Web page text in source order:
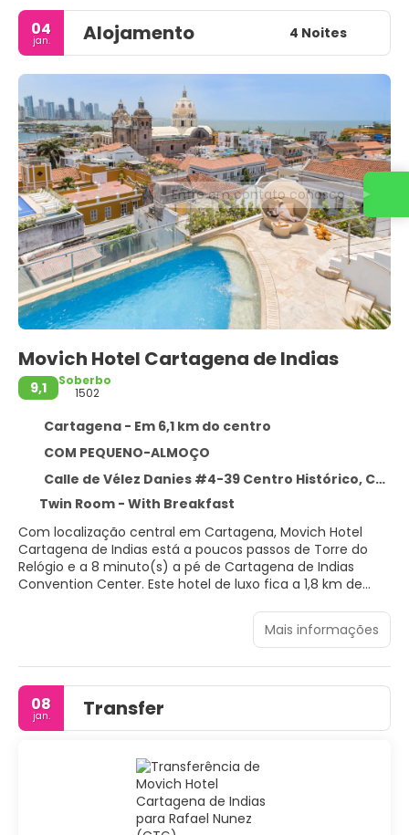
04
jan. Alojamento 4 Noites
Movich Hotel Cartagena de Indias
9,1
Soberbo
1502
Cartagena - Em 6,1 km do centro
COM PEQUENO-ALMOÇO
Calle de Vélez Danies #4-39 Centro Histórico, Cartagena 130001
Twin Room - With Breakfast
Com localização central em Cartagena, Movich Hotel
Cartagena de Indias está a poucos passos de Torre do
Relógio e a 8 minuto(s) a pé de Cartagena de Indias
Convention Center. Este hotel de luxo fica a 1,8 km de
Presenteie-se com uma visita ao spa, que oferece
massagens, tratamentos para o corpo e tratamentos
faciais. Você pode aproveitar as instalações recreativas,
como uma piscina externa, uma banheira de
hidromassagem e uma academia aberta 24 horas. Este
hotel também oferece Wi-Fi de cortesia, serviços de
Sinta-se em casa em um de nossos 32 quartos com ar-
condicionado, dock para iPod e TVs de tela plana. A
propriedade oferece Wi-Fi de cortesia para navegar na
web e canais via satélite para a sua diversão. Banheiro
Mais informações
08
jan. Transfer
Entre em contato conosco